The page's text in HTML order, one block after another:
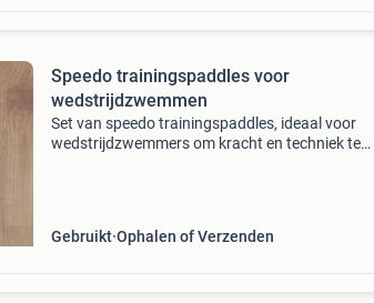
Speedo trainingspaddles voor
wedstrijdzwemmen
Set van speedo trainingspaddles, ideaal voor
wedstrijdzwemmers om kracht en techniek te
Gebruikt Ophalen of Verzenden